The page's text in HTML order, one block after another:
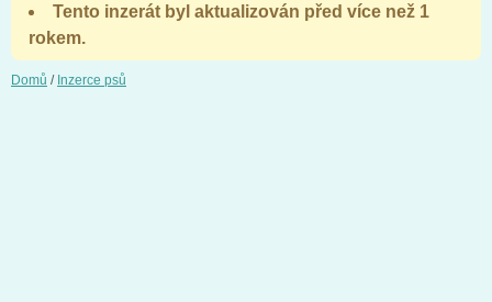
Tento inzerát byl aktualizován před více než 1
rokem.
Domů / Inzerce psů